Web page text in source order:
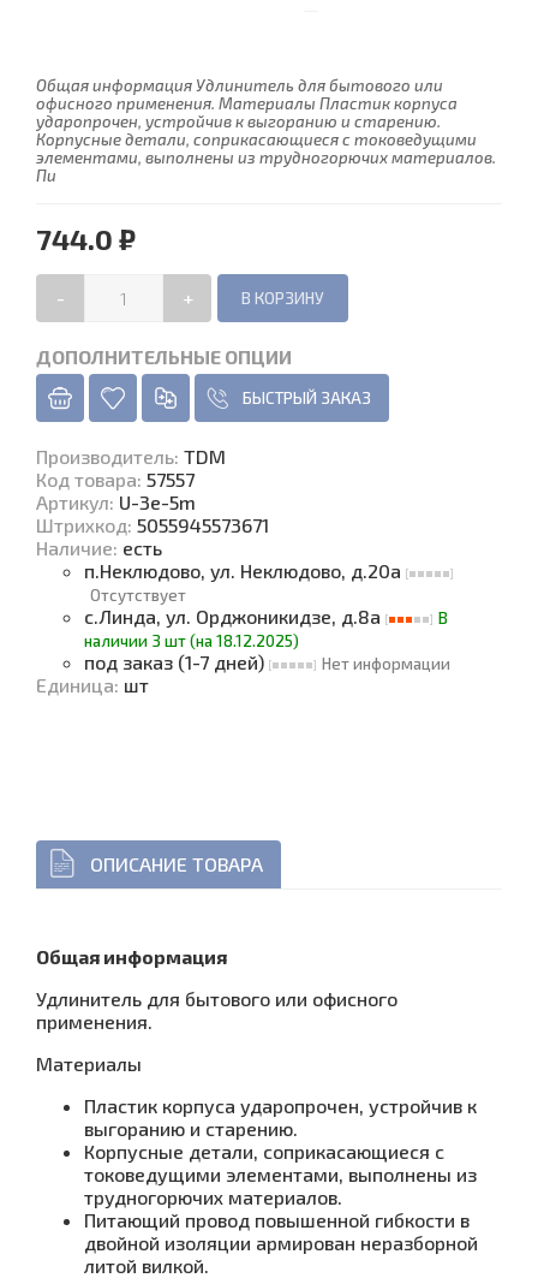
Общая информация Удлинитель для бытового или
офисного применения. Материалы Пластик корпуса
ударопрочен, устройчив к выгоранию и старению.
Корпусные детали, соприкасающиеся с токоведущими
элементами, выполнены из трудногорючих материалов.
Пи
744.0 ₽
- +
ДОПОЛНИТЕЛЬНЫЕ ОПЦИИ
БЫСТРЫЙ ЗАКАЗ
Производитель: TDM
Код товара: 57557
Артикул: U-3e-5m
Штрихкод: 5055945573671
Наличие: есть
п.Неклюдово, ул. Неклюдово, д.20а
Отсутствует
с.Линда, ул. Орджоникидзе, д.8а
В
наличии 3 шт (на 18.12.2025)
под заказ (1-7 дней) Нет информации
Единица: шт
ОПИСАНИЕ ТОВАРА
Общая информация
Удлинитель для бытового или офисного
применения.
Материалы
Пластик корпуса ударопрочен, устройчив к
выгоранию и старению.
Корпусные детали, соприкасающиеся с
токоведущими элементами, выполнены из
трудногорючих материалов.
Питающий провод повышенной гибкости в
двойной изоляции армирован неразборной
литой вилкой.